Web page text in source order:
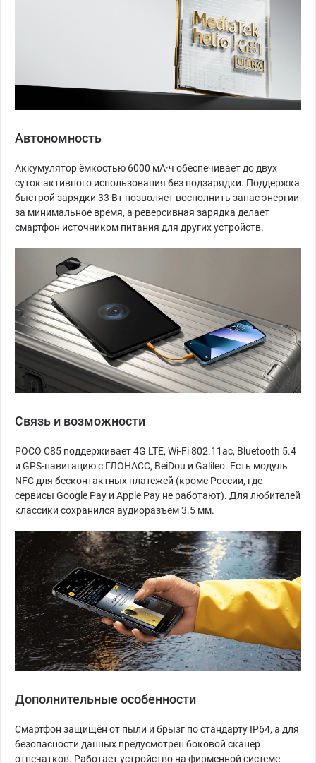
Автономность
Аккумулятор ёмкостью 6000 мА·ч обеспечивает до двух
суток активного использования без подзарядки. Поддержка
быстрой зарядки 33 Вт позволяет восполнить запас энергии
за минимальное время, а реверсивная зарядка делает
смартфон источником питания для других устройств.
Связь и возможности
POCO C85 поддерживает 4G LTE, Wi-Fi 802.11ac, Bluetooth 5.4
и GPS-навигацию с ГЛОНАСС, BeiDou и Galileo. Есть модуль
NFC для бесконтактных платежей (кроме России, где
сервисы Google Pay и Apple Pay не работают). Для любителей
классики сохранился аудиоразъём 3.5 мм.
Дополнительные особенности
Смартфон защищён от пыли и брызг по стандарту IP64, а для
безопасности данных предусмотрен боковой сканер
отпечатков. Работает устройство на фирменной системе